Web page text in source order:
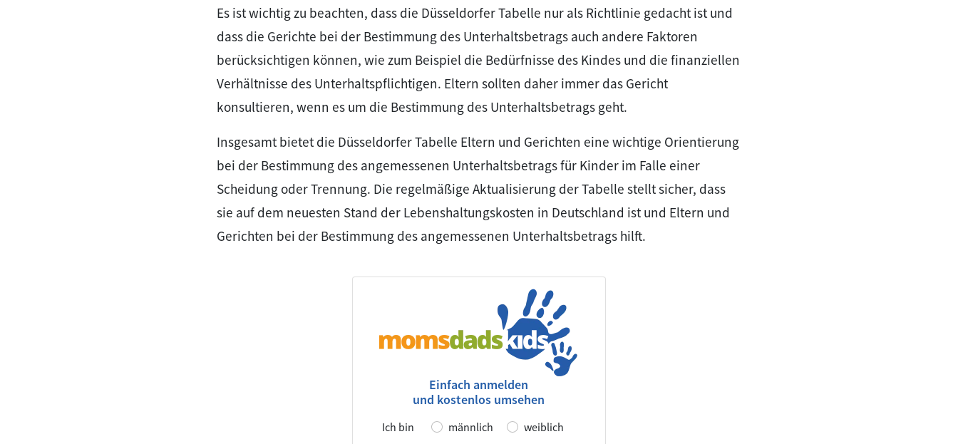
Es ist wichtig zu beachten, dass die Düsseldorfer Tabelle nur als Richtlinie gedacht ist und
dass die Gerichte bei der Bestimmung des Unterhaltsbetrags auch andere Faktoren
berücksichtigen können, wie zum Beispiel die Bedürfnisse des Kindes und die finanziellen
Verhältnisse des Unterhaltspflichtigen. Eltern sollten daher immer das Gericht
konsultieren, wenn es um die Bestimmung des Unterhaltsbetrags geht.
Insgesamt bietet die Düsseldorfer Tabelle Eltern und Gerichten eine wichtige Orientierung
bei der Bestimmung des angemessenen Unterhaltsbetrags für Kinder im Falle einer
Scheidung oder Trennung. Die regelmäßige Aktualisierung der Tabelle stellt sicher, dass
sie auf dem neuesten Stand der Lebenshaltungskosten in Deutschland ist und Eltern und
Gerichten bei der Bestimmung des angemessenen Unterhaltsbetrags hilft.
Einfach anmelden
und kostenlos umsehen
Ich bin männlich weiblich